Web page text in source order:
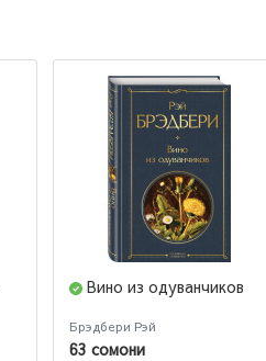
Вино из одуванчиков
Брэдбери Рэй
63 сомони